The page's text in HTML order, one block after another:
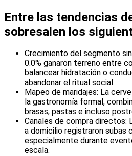
Entre las tendencias
sobresalen los
Crecimiento del segmento
0.0% ganaron terreno entre
balancear hidratación o
abandonar el ritual social.
Mapeo de maridajes: La
la gastronomía formal,
brasas, pastas e incluso
Canales de compra directos:
a domicilio registraron subas
especialmente durante
escala.